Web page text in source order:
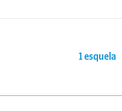
1 esquela